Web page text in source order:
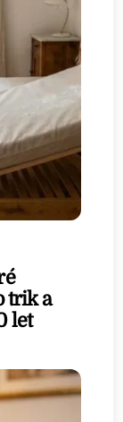
trik a
let